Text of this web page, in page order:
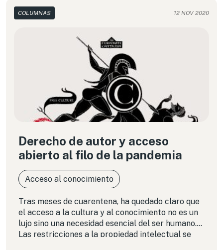
COLUMNAS 12 NOV 2020
Derecho de autor y acceso
abierto al filo de la pandemia
Acceso al conocimiento
Tras meses de cuarentena, ha quedado claro que
el acceso a la cultura y al conocimiento no es un
lujo sino una necesidad esencial del ser humano.
Las restricciones a la propiedad intelectual se